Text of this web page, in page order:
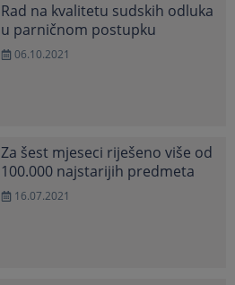
Rad na kvalitetu sudskih odluka
u parničnom postupku
06.10.2021
Za šest mjeseci riješeno više od
100.000 najstarijih predmeta
16.07.2021